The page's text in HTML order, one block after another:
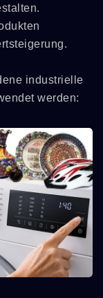
industrielle
werden: